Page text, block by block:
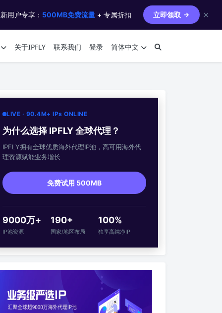
用户专享： 500MB免费流量 + 专属折扣 立即领取 ✕
关于IPFLY 联系我们 登录 简体中文
LIVE · 90.4M+ IPs ONLINE
为什么选择 IPFLY 全球代理？
IPFLY拥有全球优质海外代理IP池，高可用海外代
理资源赋能业务增长
免费试用 500MB
9000万+
IP池资源
190+
国家/地区布局
100%
独享高纯净IP